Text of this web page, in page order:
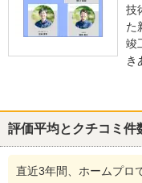
技
た
竣
き
評価平均とクチコミ件
直近3年間、ホームプロ